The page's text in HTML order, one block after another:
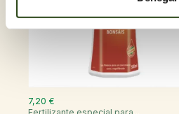
7,20 €